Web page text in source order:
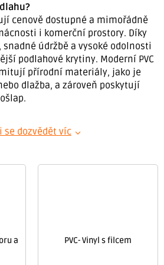
cenově dostupné a mimořádně
i komerční prostory. Díky
údržbě a vysoké odolnosti
podlahové krytiny. Moderní PVC
přírodní materiály, jako je
dlažba, a zároveň poskytují
se dozvědět víc
a
PVC- Vinyl s filcem